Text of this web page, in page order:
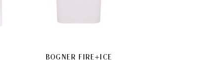
BOGNER FIRE+ICE